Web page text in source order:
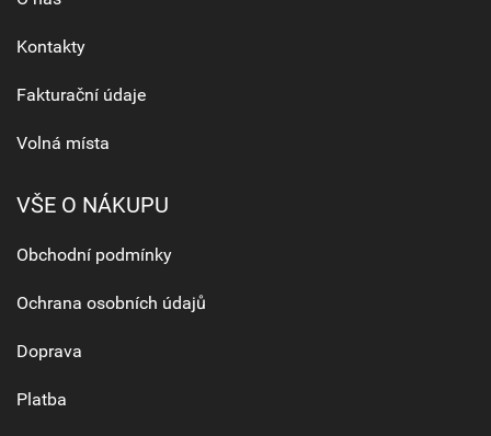
Kontakty
Fakturační údaje
Volná místa
VŠE O NÁKUPU
Obchodní podmínky
Ochrana osobních údajů
Doprava
Platba